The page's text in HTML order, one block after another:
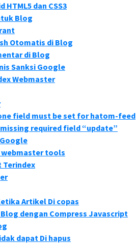
HTML5 dan CSS3
Blog
Otomatis di Blog
di Blog
Sanksi Google
Webmaster
field must be set for hatom-feed
required field “update”
webmaster tools
Terindex
Artikel Di copas
dengan Compress Javascript
dapat Di hapus